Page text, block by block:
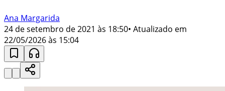
Ana Margarida
24 de setembro de 2021 às 18:50• Atualizado em
22/05/2026 às 15:04